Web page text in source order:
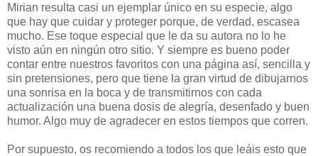
Mirian resulta casi un ejemplar único en su especie, algo
que hay que cuidar y proteger porque, de verdad, escasea
mucho. Ese toque especial que le da su autora no lo he
visto aún en ningún otro sitio. Y siempre es bueno poder
contar entre nuestros favoritos con una página así, sencilla y
sin pretensiones, pero que tiene la gran virtud de dibujarnos
una sonrisa en la boca y de transmitirnos con cada
actualización una buena dosis de alegría, desenfado y buen
humor. Algo muy de agradecer en estos tiempos que corren.
Por supuesto, os recomiendo a todos los que leáis esto que